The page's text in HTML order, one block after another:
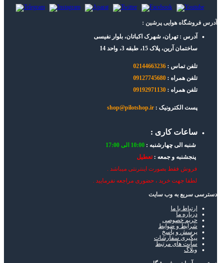
آدرس فروشگاه هوایی پرشین :
آدرس : تهران، شهرک اکباتان، بلوار نفیسی
ساختمان آرین، پلاک 15، طبقه 3، واحد 14
تلفن تماس : 02144663236
تلفن همراه : 09127745680
تلفن همراه : 09192971130
پست الکترونیک : shop@pilotshop.ir
ساعات کاری :
شنبه الی چهارشنبه : 10:00 الی 17:00
پنجشنبه و جمعه :تعطیل
فروش فقط بصورت اینترنتی میباشد .
لطفا جهت خرید ، حضوری مراجعه نفرمایید .
دسترسی سریع به وب سایت
ارتباط با ما
درباره ما
حریم خصوصی
شرایط و ضوابط
پرسش و پاسخ
پیگیری سفارشات
سایت های مرتبط
وبلاگ